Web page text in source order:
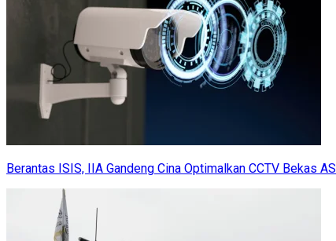
Berantas ISIS, IIA Gandeng Cina Optimalkan CCTV Bekas AS